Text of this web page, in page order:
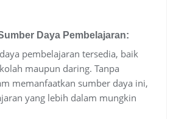
Daya Pembelajaran:
pembelajaran tersedia, baik
maupun daring. Tanpa
memanfaatkan sumber daya ini,
yang lebih dalam mungkin